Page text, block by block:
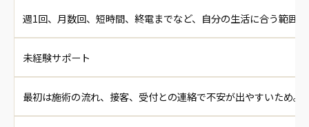
週1回、月数回、短時間、終電までなど、自分の生活に合う範囲
未経験サポート
最初は施術の流れ、接客、受付との連絡で不安が出やすいため。